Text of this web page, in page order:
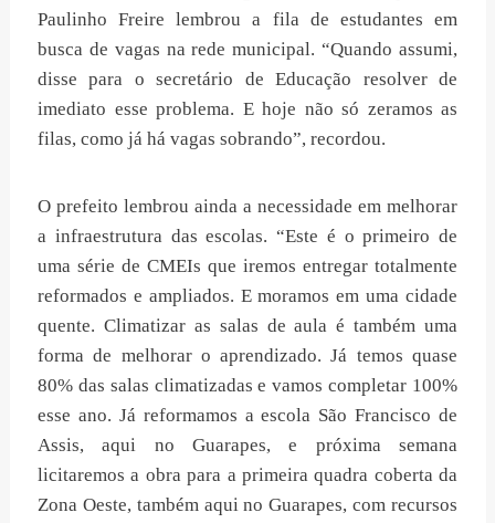
Paulinho Freire lembrou a fila de estudantes em
busca de vagas na rede municipal. “Quando assumi,
disse para o secretário de Educação resolver de
imediato esse problema. E hoje não só zeramos as
filas, como já há vagas sobrando”, recordou.
O prefeito lembrou ainda a necessidade em melhorar
a infraestrutura das escolas. “Este é o primeiro de
uma série de CMEIs que iremos entregar totalmente
reformados e ampliados. E moramos em uma cidade
quente. Climatizar as salas de aula é também uma
forma de melhorar o aprendizado. Já temos quase
80% das salas climatizadas e vamos completar 100%
esse ano. Já reformamos a escola São Francisco de
Assis, aqui no Guarapes, e próxima semana
licitaremos a obra para a primeira quadra coberta da
Zona Oeste, também aqui no Guarapes, com recursos